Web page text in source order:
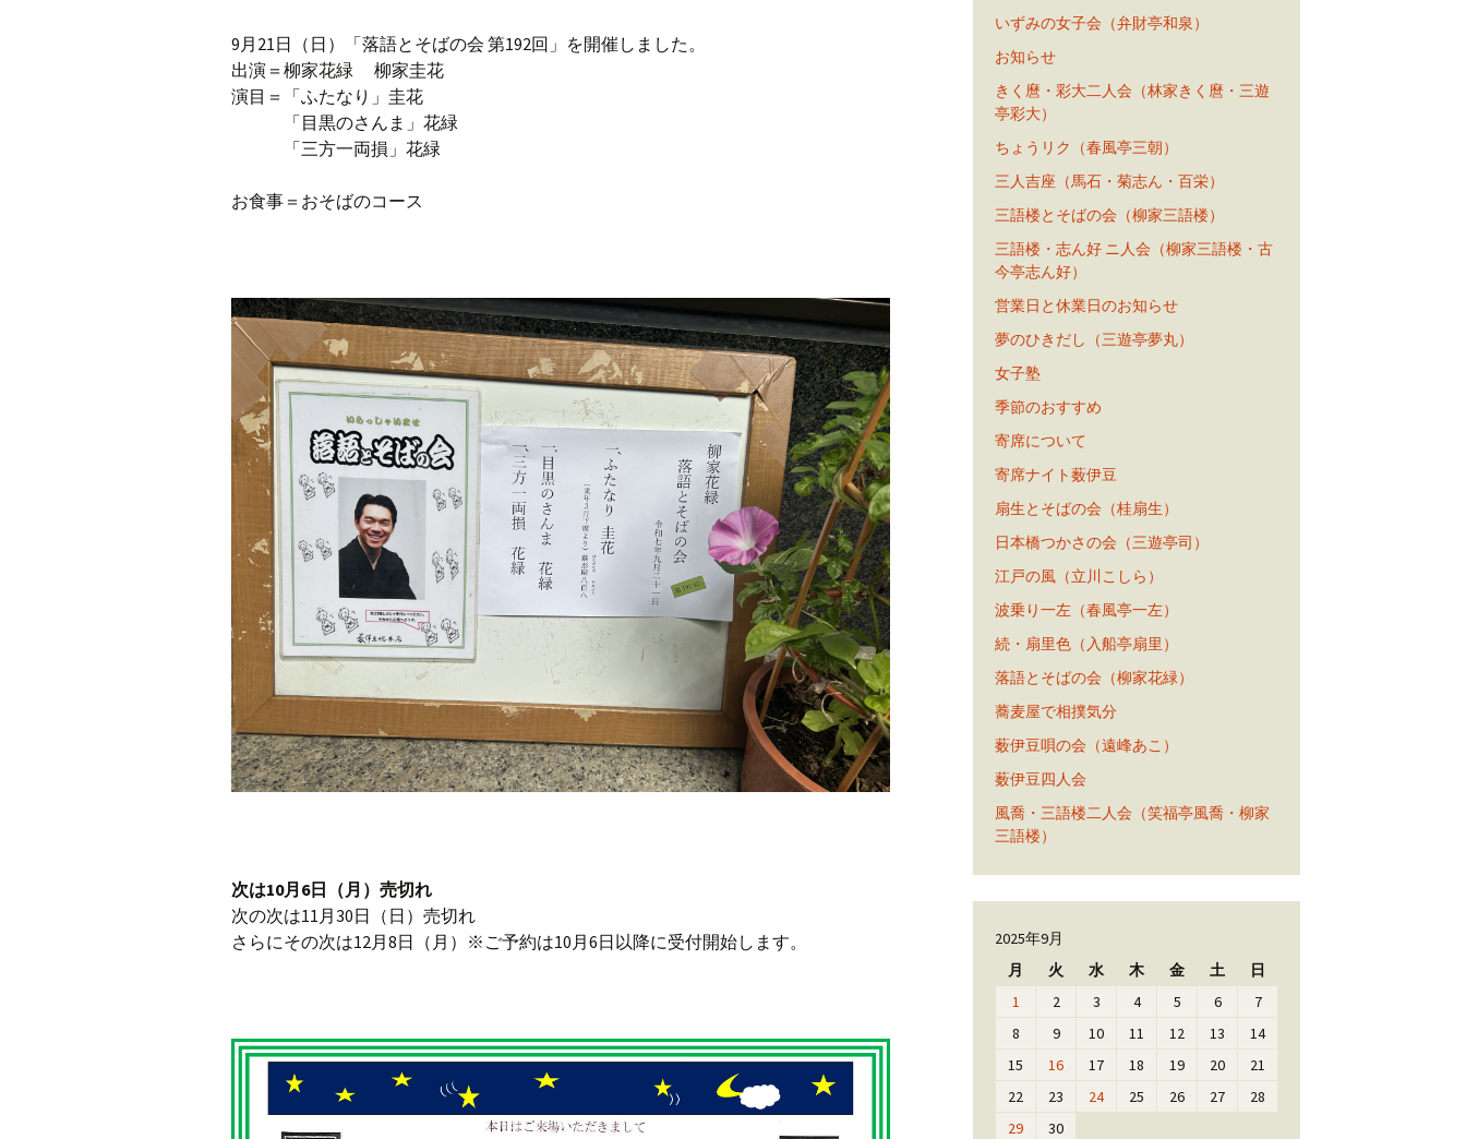
9月21日（日）「落語とそばの会 第192回」を開催しました。
出演＝柳家花緑 柳家圭花
演目＝「ふたなり」圭花
「目黒のさんま」花緑
「三方一両損」花緑
お食事＝おそばのコース
次は10月6日（月）売切れ
次の次は11月30日（日）売切れ
さらにその次は12月8日（月）※ご予約は10月6日以降に受付開始します。
いずみの女子会（弁財亭和泉）
お知らせ
きく麿・彩大二人会（林家きく麿・三遊
亭彩大）
ちょうリク（春風亭三朝）
三人吉座（馬石・菊志ん・百栄）
三語楼とそばの会（柳家三語楼）
三語楼・志ん好 ニ人会（柳家三語楼・古
今亭志ん好）
営業日と休業日のお知らせ
夢のひきだし（三遊亭夢丸）
女子塾
季節のおすすめ
寄席について
寄席ナイト薮伊豆
扇生とそばの会（桂扇生）
日本橋つかさの会（三遊亭司）
江戸の風（立川こしら）
波乗り一左（春風亭一左）
続・扇里色（入船亭扇里）
落語とそばの会（柳家花緑）
蕎麦屋で相撲気分
薮伊豆唄の会（遠峰あこ）
薮伊豆四人会
風喬・三語楼二人会（笑福亭風喬・柳家
三語楼）
2025年9月
月
火 水 木 金 土 日
1 2 3 4 5 6
7
8
9 10 11 12 13
14
15
16 17 18 19 20
21
22
23 24 25 26 27
28
29
30